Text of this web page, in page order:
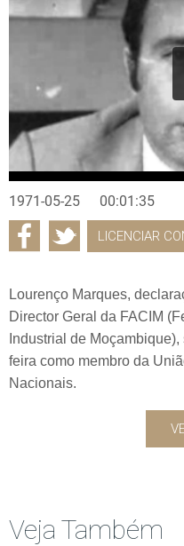
1971-05-25 00:01:35
LICENCIAR
Lourenço Marques,
Director Geral da FACIM
Industrial de
feira como membro da
Nacionais.
Veja Também